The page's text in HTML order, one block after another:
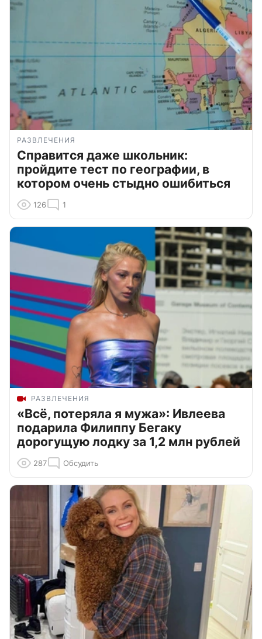
РАЗВЛЕЧЕНИЯ
Справится даже школьник:
пройдите тест по географии, в
котором очень стыдно ошибиться
126 1
РАЗВЛЕЧЕНИЯ
«Всё, потеряла я мужа»: Ивлеева
подарила Филиппу Бегаку
дорогущую лодку за 1,2 млн рублей
287 Обсудить